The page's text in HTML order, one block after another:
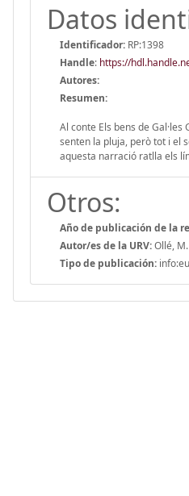
Datos
Identificador: RP:1398
Handle: https://
Autores:
Resumen:
Al conte Els bens de
senten la pluja, però tot i el
aquesta narració ratlla els
Otros:
Año de publicación de la
Autor/es de la URV:Ollé, M.
Tipo de publicación: